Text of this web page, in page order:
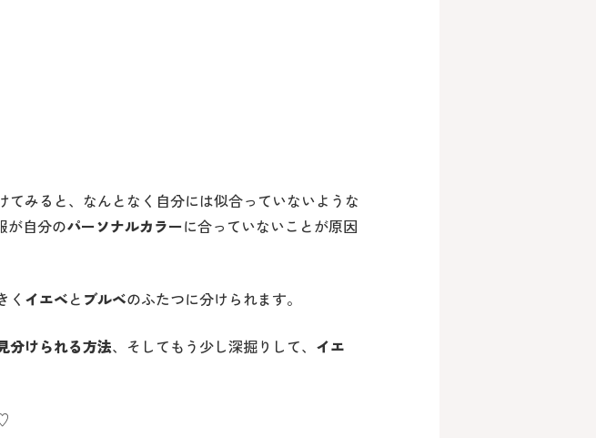
みると、なんとなく自分には似合っていないような
が自分のパーソナルカラーに合っていないことが原因
く イエベと ブルベのふたつに分けられます。
分けられる方法、そしてもう少し深掘りして、 イエ